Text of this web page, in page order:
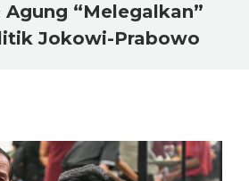
“Melegalkan”
Jokowi-Prabowo